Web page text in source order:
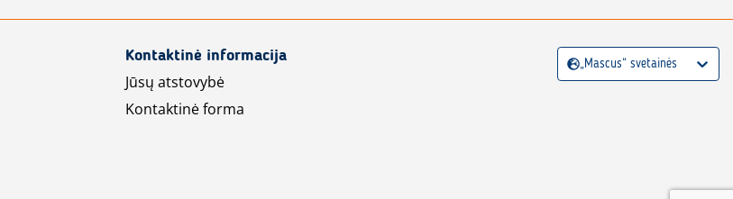
Kontaktinė informacija
Jūsų atstovybė
Kontaktinė forma
„Mascus“ svetainės